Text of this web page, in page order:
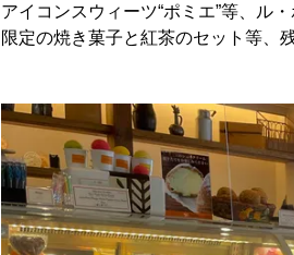
アイコンスウィーツ“ポミエ”等、ル
限定の焼き菓子と紅茶のセット等、